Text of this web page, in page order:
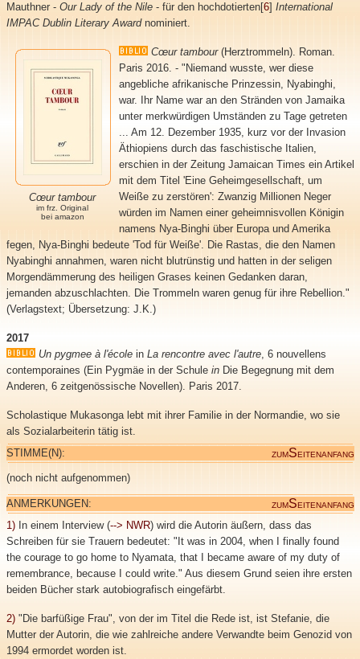
Mauthner - Our Lady of the Nile- für den hochdotierten[6] International
IMPAC Dublin Literary Awardnominiert.
Cœur tambour
im frz. Original
bei amazon
Cœur tambour(Herztrommeln). Roman.
Paris 2016. - "Niemand wusste, wer diese
angebliche afrikanische Prinzessin, Nyabinghi,
war. Ihr Name war an den Stränden von Jamaika
unter merkwürdigen Umständen zu Tage getreten
... Am 12. Dezember 1935, kurz vor der Invasion
Äthiopiens durch das faschistische Italien,
erschien in der Zeitung Jamaican Times ein Artikel
mit dem Titel 'Eine Geheimgesellschaft, um
Weiße zu zerstören': Zwanzig Millionen Neger
würden im Namen einer geheimnisvollen Königin
namens Nya-Binghi über Europa und Amerika
fegen, Nya-Binghi bedeute 'Tod für Weiße'. Die Rastas, die den Namen
Nyabinghi annahmen, waren nicht blutrünstig und hatten in der seligen
Morgendämmerung des heiligen Grases keinen Gedanken daran,
jemanden abzuschlachten. Die Trommeln waren genug für ihre Rebellion."
(Verlagstext; Übersetzung: J.K.)
2017
Un pygmee à l'écolein La rencontre avec l'autre, 6 nouvellens
contemporaines (Ein Pygmäe in der Schule inDie Begegnung mit dem
Anderen, 6 zeitgenössische Novellen). Paris 2017.
Scholastique Mukasonga lebt mit ihrer Familie in der Normandie, wo sie
als Sozialarbeiterin tätig ist.
STIMME(N):
ZUMSEITENANFANG
(noch nicht aufgenommen)
ANMERKUNGEN: ZUMSEITENANFANG
1)In einem Interview (--> NWR) wird die Autorin äußern, dass das
Schreiben für sie Trauern bedeutet: "It was in 2004, when I finally found
the courage to go home to Nyamata, that I became aware of my duty of
remembrance, because I could write." Aus diesem Grund seien ihre ersten
beiden Bücher stark autobiografisch eingefärbt.
2)"Die barfüßige Frau", von der im Titel die Rede ist, ist Stefanie, die
Mutter der Autorin, die wie zahlreiche andere Verwandte beim Genozid von
1994 ermordet worden ist.